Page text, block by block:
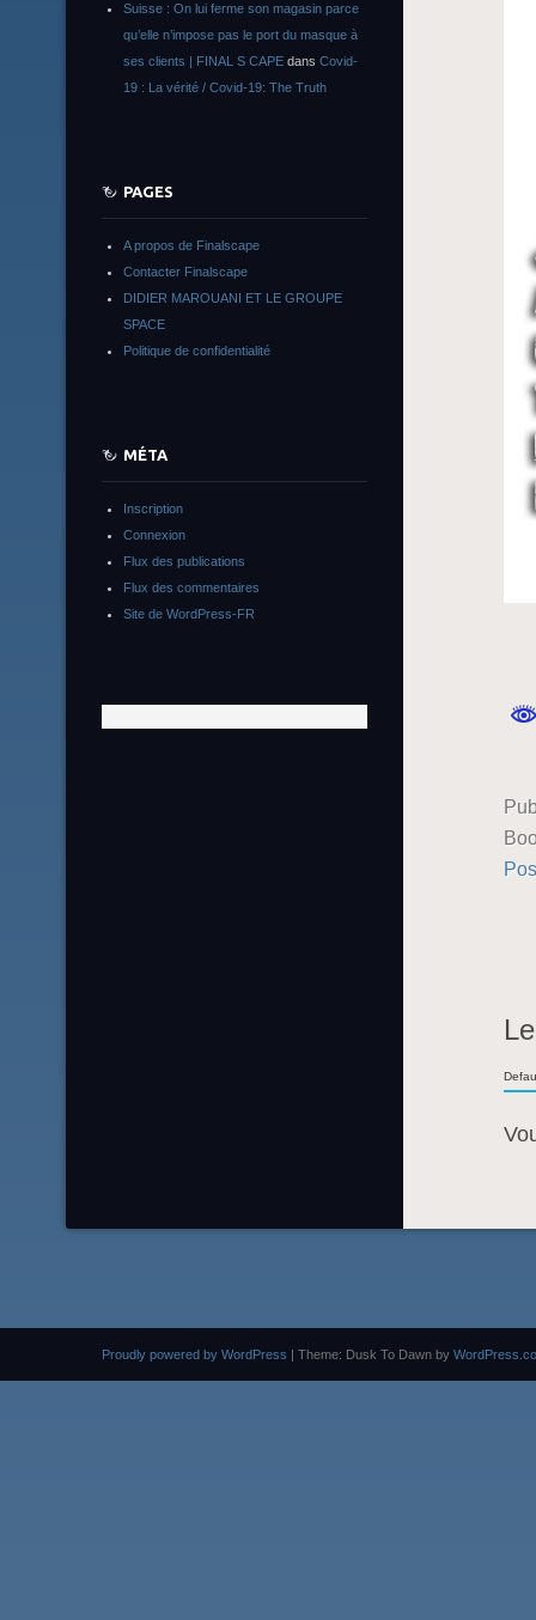
Suisse : On lui ferme son magasin parce
qu’elle n’impose pas le port du masque à
ses clients | FINAL S CAPE dans Covid-
19 : La vérité / Covid-19: The Truth
PAGES
A propos de Finalscape
Contacter Finalscape
DIDIER MAROUANI ET LE GROUPE
SPACE
Politique de confidentialité
MÉTA
Inscription
Connexion
Flux des publications
Flux des commentaires
Site de WordPress-FR
Proudly powered by WordPress | Theme: Dusk To Dawn by